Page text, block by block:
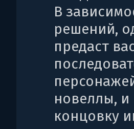
В
решений,
предаст
новеллы, и
концовку